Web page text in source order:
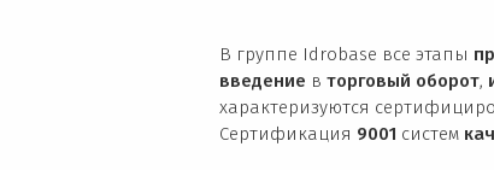
В группе Idrobase все этапы
введение в торговый оборот,
характеризуются
Сертификация 9001 систем